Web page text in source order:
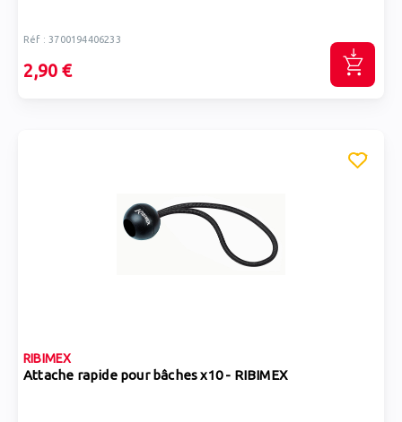
Réf : 3700194406233
2,90 €
RIBIMEX
Attache rapide pour bâches x10 - RIBIMEX